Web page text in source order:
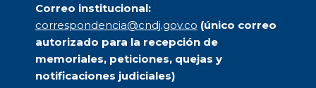
Correo institucional:
correspondencia@cndj.gov.co (único correo
autorizado para la recepción de
memoriales, peticiones, quejas y
notificaciones judiciales)